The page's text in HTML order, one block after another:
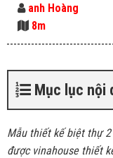
anh Hoàng
8m
Mục lục nội
Mẫu thiết kế biệt thự
được vinahouse thiết